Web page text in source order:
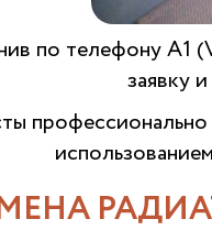
по телефону A1
заявку